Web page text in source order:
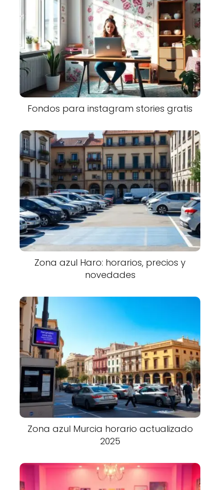
Fondos para instagram stories gratis
Zona azul Haro: horarios, precios y
novedades
Zona azul Murcia horario actualizado
2025